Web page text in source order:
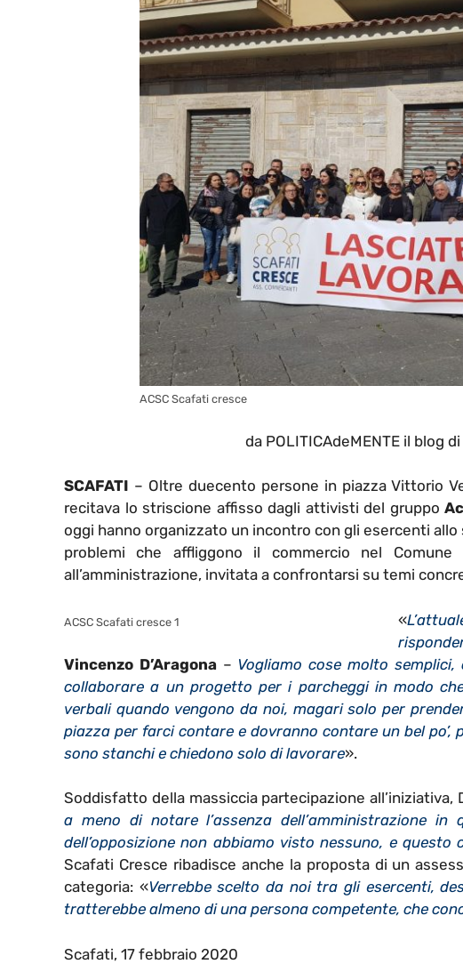
ACSC Scafati cresce
da POLITICAdeMENTE il blog
SCAFATI – Oltre duecento persone in piazza Vittorio
recitava lo striscione affisso dagli attivisti del gruppo
oggi hanno organizzato un incontro con gli esercenti
problemi che affliggono il commercio nel Comune
all’amministrazione, invitata a confrontarsi su temi
ACSC Scafati cresce 1 «
Vincenzo D’Aragona– Vogliamo cose molto
collaborare a un progetto per i parcheggi in modo
verbali quando vengono da noi, magari solo per
piazza per farci contare e dovranno contare un bel
sono stanchi e chiedono solo di lavorare».
Soddisfatto della massiccia partecipazione all’iniziativa,
a meno di notare l’assenza dell’amministrazione
dell’opposizione non abbiamo visto nessuno, e questo
Scafati Cresce ribadisce anche la proposta di un
categoria: «Verrebbe scelto da noi tra gli esercenti,
tratterebbe almeno di una persona competente, che
Scafati, 17 febbraio 2020